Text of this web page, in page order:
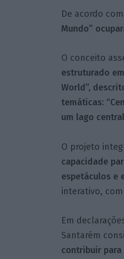
De acordo
Mundo”
O conceito
estruturado
World”,
temáticas:
um lago
O projeto
capacidade
espetáculos e
interativo,
Em
Santarém
contribuir